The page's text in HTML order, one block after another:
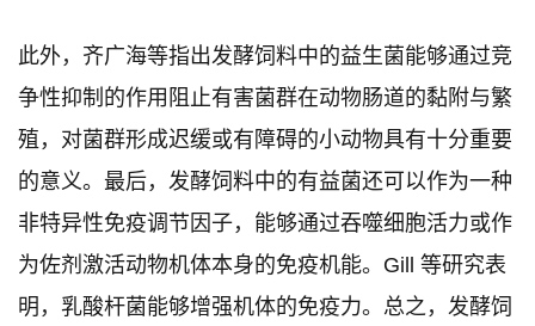
此外，齐广海等指出发酵饲料中的益生菌能够通过竞
争性抑制的作用阻止有害菌群在动物肠道的黏附与繁
殖，对菌群形成迟缓或有障碍的小动物具有十分重要
的意义。最后，发酵饲料中的有益菌还可以作为一种
非特异性免疫调节因子，能够通过吞噬细胞活力或作
为佐剂激活动物机体本身的免疫机能。Gill 等研究表
明，乳酸杆菌能够增强机体的免疫力。总之，发酵饲